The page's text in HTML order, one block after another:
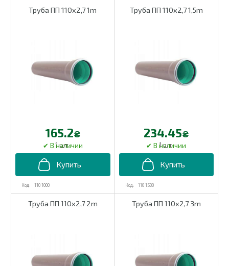
Труба ПП 110х2,7 1m
110 1000
165.2₴
1 шт.
Труба ПП 110х2,7 1,5m
110 1500
234.45₴
1 шт.
Труба ПП 110х2,7 2m Труба ПП 110х2,7 3m